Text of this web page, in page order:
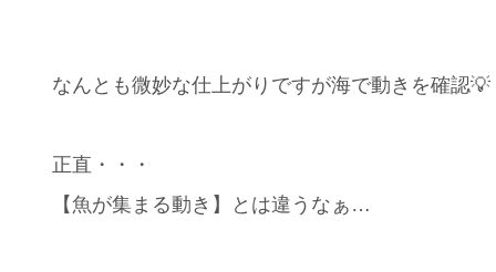
なんとも微妙な仕上がりですが海で動きを確認💡
正直・・・
【魚が集まる動き】とは違うなぁ…